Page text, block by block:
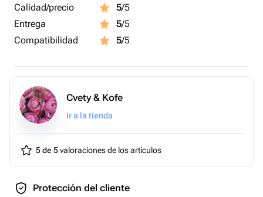
Calidad/precio
5/5
Entrega
5/5
Compatibilidad
5/5
Cvety & Kofe
Ir a la tienda
5 de 5valoraciones de los artículos
Protección del cliente